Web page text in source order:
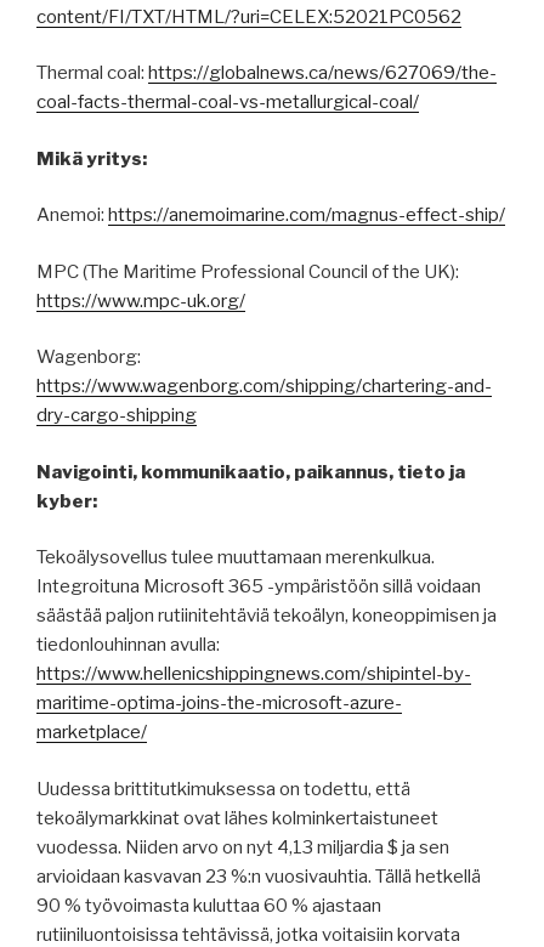
content/FI/TXT/HTML/?uri=CELEX:52021PC0562
Thermal coal: https://globalnews.ca/news/627069/the-
coal-facts-thermal-coal-vs-metallurgical-coal/
Mikä yritys:
Anemoi: https://anemoimarine.com/magnus-effect-ship/
MPC (The Maritime Professional Council of the UK):
https://www.mpc-uk.org/
Wagenborg:
https://www.wagenborg.com/shipping/chartering-and-
dry-cargo-shipping
Navigointi, kommunikaatio, paikannus, tieto ja
kyber:
Tekoälysovellus tulee muuttamaan merenkulkua.
Integroituna Microsoft 365 -ympäristöön sillä voidaan
säästää paljon rutiinitehtäviä tekoälyn, koneoppimisen ja
tiedonlouhinnan avulla:
https://www.hellenicshippingnews.com/shipintel-by-
maritime-optima-joins-the-microsoft-azure-
marketplace/
Uudessa brittitutkimuksessa on todettu, että
tekoälymarkkinat ovat lähes kolminkertaistuneet
vuodessa. Niiden arvo on nyt 4,13 miljardia $ ja sen
arvioidaan kasvavan 23 %:n vuosivauhtia. Tällä hetkellä
90 % työvoimasta kuluttaa 60 % ajastaan
rutiiniluontoisissa tehtävissä, jotka voitaisiin korvata